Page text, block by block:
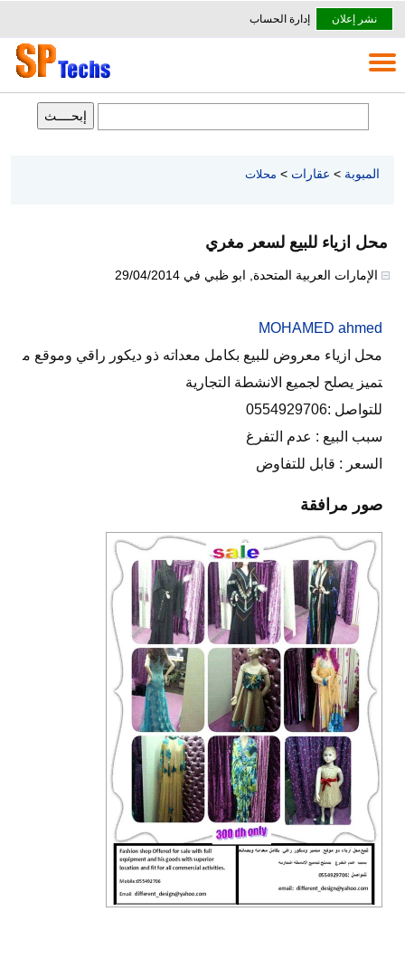
نشر إعلان إدارة الحساب
المبوبة > عقارات > محلات
محل ازياء للبيع لسعر مغري
الإمارات العربية المتحدة ابو ظبي في 29/04/2014
MOHAMED ahmed
محل ازياء معروض للبيع بكامل معداته ذو ديكور راقي وموقع م
تميز يصلح لجميع الانشطة التجارية
للتواصل :0554929706
سبب البيع : عدم التفرغ
السعر : قابل للتفاوض
صور مرافقة